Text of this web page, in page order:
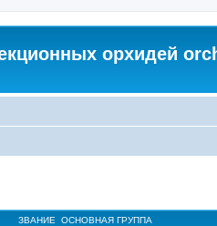
орхидей
ЗВАНИЕ ОСНОВНАЯ ГРУППА